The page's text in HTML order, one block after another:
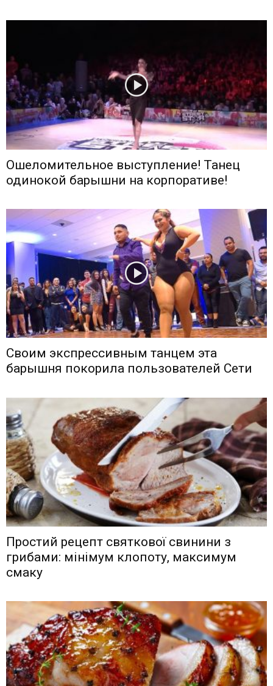
Ошеломительное выступление! Танец
одинокой барышни на корпоративе!
Своим экспрессивным танцем эта
барышня покорила пользователей Сети
Простий рецепт святкової свинини з
грибами: мінімум клопоту, максимум
смаку